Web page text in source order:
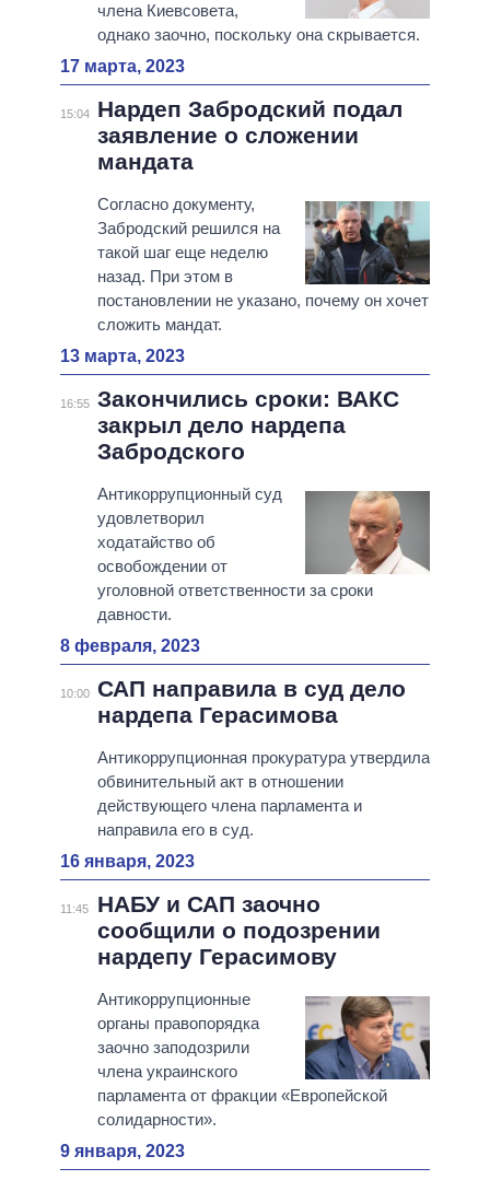
члена Киевсовета,
однако заочно, поскольку она скрывается.
17 марта, 2023
15:04
Нардеп Забродский подал
заявление о сложении
мандата
Согласно документу,
Забродский решился на
такой шаг еще неделю
назад. При этом в
постановлении не указано, почему он хочет
сложить мандат.
13 марта, 2023
16:55 Закончились сроки: ВАКС
закрыл дело нардепа
Забродского
Антикоррупционный суд
удовлетворил
ходатайство об
освобождении от
уголовной ответственности за сроки
давности.
8 февраля, 2023
10:00 САП направила в суд дело
нардепа Герасимова
Антикоррупционная прокуратура утвердила
обвинительный акт в отношении
действующего члена парламента и
направила его в суд.
16 января, 2023
11:45
НАБУ и САП заочно
сообщили о подозрении
нардепу Герасимову
Антикоррупционные
органы правопорядка
заочно заподозрили
члена украинского
парламента от фракции «Европейской
солидарности».
9 января, 2023